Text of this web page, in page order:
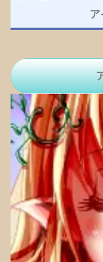
ア